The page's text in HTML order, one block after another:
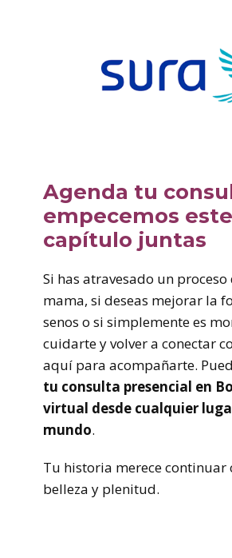
Agenda tu
empecemos
capítulo juntas
Si has atravesado un proceso
mama, si deseas mejorar la
senos o si simplemente es
cuidarte y volver a conectar
aquí para acompañarte.
tu consulta presencial en
virtual desde cualquier
mundo.
Tu historia merece continuar
belleza y plenitud.